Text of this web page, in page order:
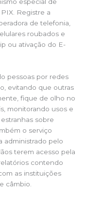
especial de
Registre a
de telefonia,
roubados e
ou ativação do E-
pessoas por redes
evitando que outras
fique de olho no
monitorando usos e
sobre
o serviço
administrado pelo
terem acesso pela
contendo
as instituições
câmbio.